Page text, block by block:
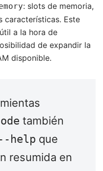
: slots de memoria,
características. Este
a la hora de
de expandir la
disponible.
también
help que
resumida en